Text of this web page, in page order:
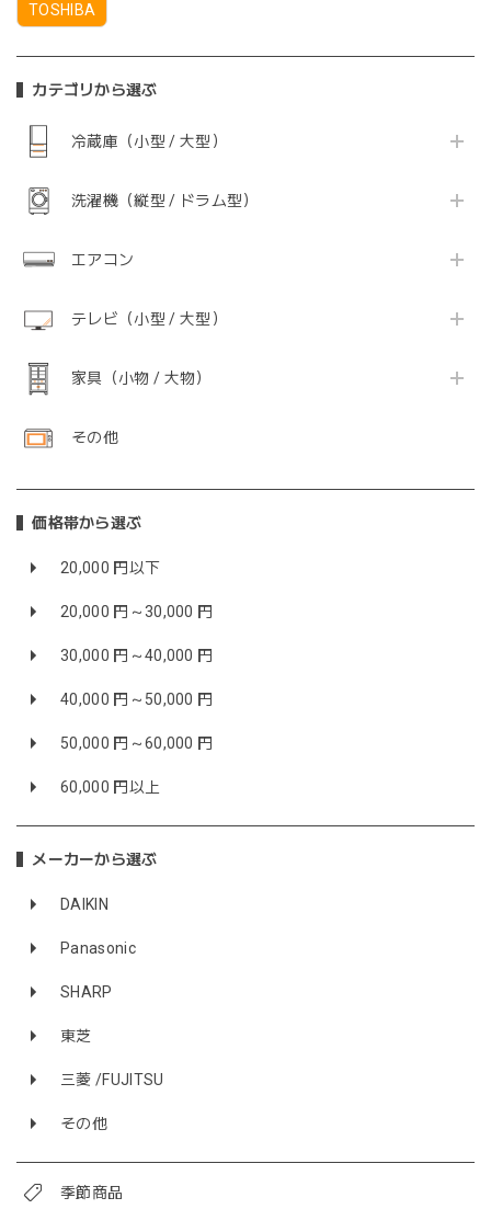
TOSHIBA
カテゴリから選ぶ
冷蔵庫（小型 / 大型）
洗濯機（縦型 / ドラム型）
エアコン
テレビ（小型 / 大型）
家具（小物 / 大物）
その他
価格帯から選ぶ
20,000 円以下
20,000 円～30,000 円
30,000 円～40,000 円
40,000 円～50,000 円
50,000 円～60,000 円
60,000 円以上
メーカーから選ぶ
DAIKIN
Panasonic
SHARP
東芝
三菱 /FUJITSU
その他
季節商品